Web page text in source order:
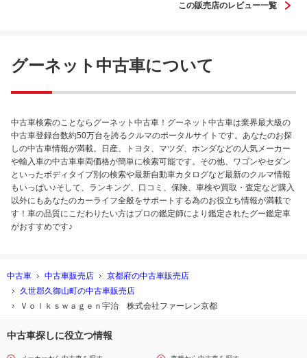
この販売店のレビュー一覧
グーネット中古車について
中古車検索のことならグーネット中古車！グーネット中古車は業界最大級の
中古車登録台数約50万台を誇るクルマのポータルサイトです。あなたのお探
しの中古車情報が満載。日産、トヨタ、マツダ、ホンダなどの人気メーカー
や輸入車の中古車車両価格が簡単に検索可能です。その他、ワゴンやセダン
といったボディタイプ別の検索や最新自動車カタログなど最新のクルマ情報
もいっぱい♪そして、ランキング、口コミ、保険、車検や買取・査定など購入
以外にもあなたのカーライフ全般をサポートする為のお役立ち情報が満載で
す！車の品質にこだわりたい方はプロの鑑定師により鑑定されたグー鑑定車
がおすすめです♪
中古車 中古車販売店
京都府の中古車販売店
久世郡久御山町の中古車販売店
Ｖｏｌｋｓｗａｇｅｎ宇治 株式会社ファーレン京都
中古車探しに役立つ情報